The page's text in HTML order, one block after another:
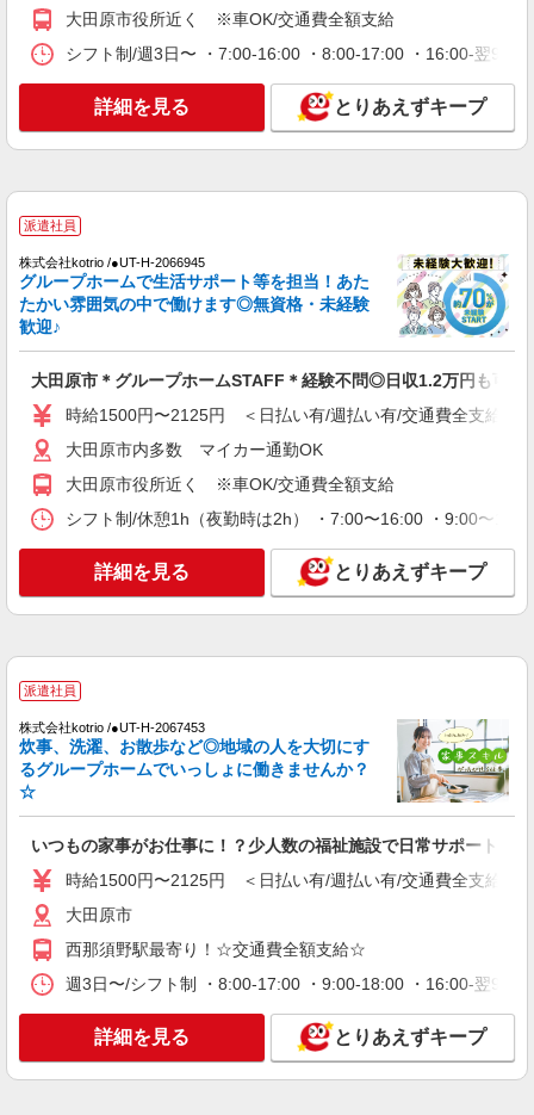
時給1500円〜2125円 ＜日払い有/週払い有/交
大田原市
キープ 詳細を見る
株式会社kotrio /●UT-H-1876081
時給1500円〜2125円 ＜日払い有/週払い有/交
通費全支給(ガソリン代含む)＞
大田原市 【西那須野駅そば】
キープ 詳細を見る
株式会社kotrio /●UT-H-1977803
大田原市≫日払いですぐゲッツ！グルホで家
事・生活サポートなど
通費全支給(ガソリン代含む)＞
派遣社員
株式会社kotrio /●UT-H-2051320
大田原市＊年齢不問◎未経験から安定した業界
へ＊サ高住
時給1500円〜2125円 ＜日払い有/週払い有/交
通費全支給(ガソリン代含む)＞
大田原市
キープ
派遣社員
株式会社kotrio /●UT-H-2068373
≪大田原市≫介護の現場で心を燃やせ！！！デ
イサービスSTAFF
時給1500円〜2125円 ＜日払い有/週払い有/交
通費全支給(ガソリン代含む)＞
大田原市役所近く ※車OK/交通費全額支給
シフト制/週3日〜 ・7:00-16:00 ・8:00-17:00 ・16:00-翌
詳細を見る とりあえずキープ
派遣社員
株式会社kotrio /●UT-H-2066945
グループホームで生活サポート等を担当！あた
たかい雰囲気の中で働けます◎無資格・未経験
歓迎♪
大田原市＊グループホームSTAFF＊経験不問◎日収1.2万円も可
時給1500円〜2125円 ＜日払い有/週払い有/交通費全支給(ガ
大田原市内多数 マイカー通勤OK
大田原市役所近く ※車OK/交通費全額支給
シフト制/休憩1h（夜勤時は2h） ・7:00〜16:00 ・9:00〜
詳細を見る とりあえずキープ
派遣社員
株式会社kotrio /●UT-H-2067453
炊事、洗濯、お散歩など◎地域の人を大切にす
るグループホームでいっしょに働きませんか？
☆
いつもの家事がお仕事に！？少人数の福祉施設で日常サポート！
時給1500円〜2125円 ＜日払い有/週払い有/交通費全支給(ガ
大田原市
西那須野駅最寄り！☆交通費全額支給☆
週3日〜/シフト制 ・8:00-17:00 ・9:00-18:00 ・16:00-翌
詳細を見る とりあえずキープ